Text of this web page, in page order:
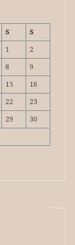
S S
1 2
8 9
15 16
22 23
29 30